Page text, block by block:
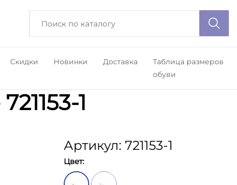
Скидки Новинки Доставка
Таблица размеров
обуви
1
Артикул: 721153-1
Цвет: